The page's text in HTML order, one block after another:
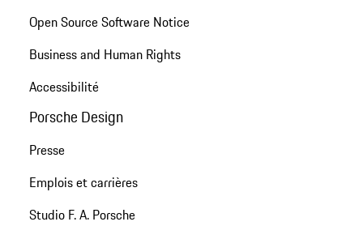
Open Source Software Notice
Business and Human Rights
Accessibilité
Porsche Design
Presse
Emplois et carrières
Studio F. A. Porsche